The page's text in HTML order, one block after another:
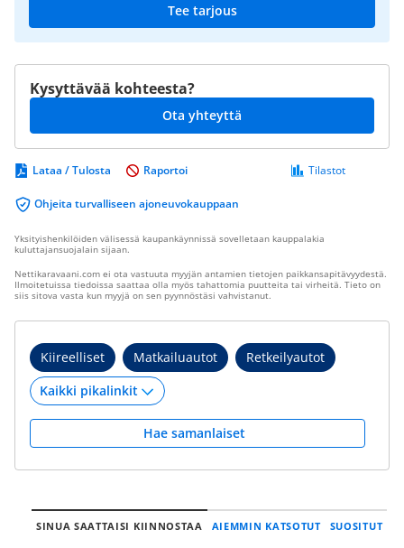
Tee tarjous
Kysyttävää kohteesta?
Ota yhteyttä
Lataa / Tulosta
Ohjeita turvalliseen ajoneuvokauppaan
Tilastot
Raportoi
Yksityishenkilöiden välisessä kaupankäynnissä sovelletaan kauppalakia
kuluttajansuojalain sijaan.
Nettikaravaani.com ei ota vastuuta myyjän antamien tietojen paikkansapitävyydestä.
Ilmoitetuissa tiedoissa saattaa olla myös tahattomia puutteita tai virheitä. Tieto on
siis sitova vasta kun myyjä on sen pyynnöstäsi vahvistanut.
Kiireelliset Matkailuautot Retkeilyautot
Hae samanlaiset
SINUA SAATTAISI KIINNOSTAA AIEMMIN KATSOTUT SUOSITUT